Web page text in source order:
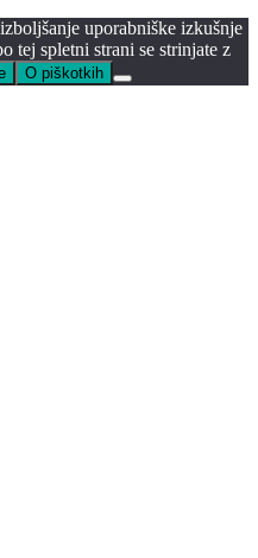
uporabniške izkušnje
tej spletni strani se strinjate z
O piškotkih